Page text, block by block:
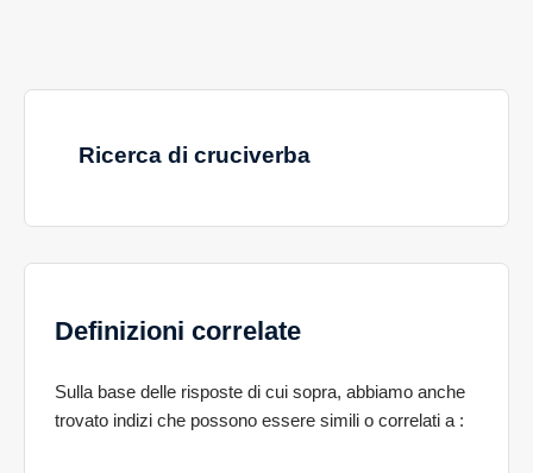
Ricerca di cruciverba
Definizioni correlate
Sulla base delle risposte di cui sopra, abbiamo anche
trovato indizi che possono essere simili o correlati a :